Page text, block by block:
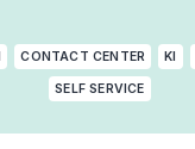
CONTACT CENTER KI
SELF SERVICE